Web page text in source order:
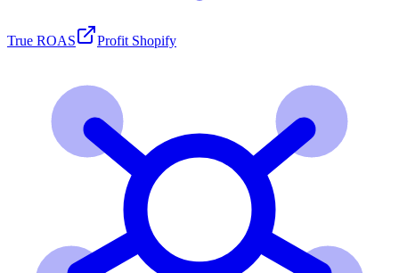
True ROAS Profit Shopify